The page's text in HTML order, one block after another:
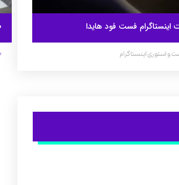
فست فود هایدا
و استوری اینستاگرام